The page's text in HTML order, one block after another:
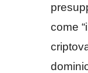
come